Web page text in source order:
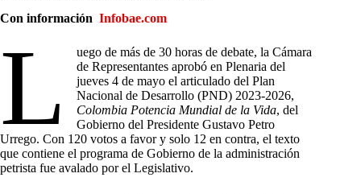
Con información Infobae.com
L
uego de más de 30 horas de debate, la Cámara
de Representantes aprobó en Plenaria del
jueves 4 de mayo el articulado del Plan
Nacional de Desarrollo (PND) 2023-2026,
Colombia Potencia Mundial de la Vida, del
Gobierno del Presidente Gustavo Petro
Urrego. Con 120 votos a favor y solo 12 en contra, el texto
que contiene el programa de Gobierno de la administración
petrista fue avalado por el Legislativo.